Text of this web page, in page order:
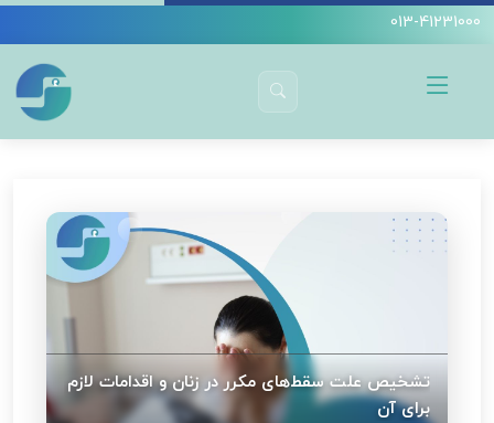
013-41231000
دکتر سیده آمنه سید جوادین
برای تشخیص علت‌های سقط‌های مکرر چه اقداماتی باید انجام
شود؟
تشخیص علت سقط‌های مکرر در زنان و اقدامات لازم
برای آن